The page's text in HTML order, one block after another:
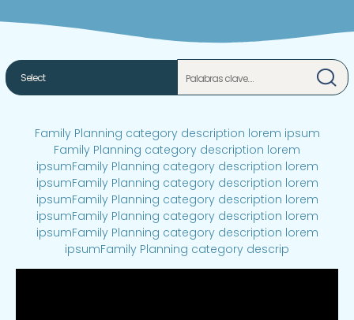
Family Planning category description lorem ipsum
Family Planning category description lorem
ipsumFamily Planning category description lorem
ipsumFamily Planning category description lorem
ipsumFamily Planning category description lorem
ipsumFamily Planning category description lorem
ipsumFamily Planning category description lorem
ipsumFamily Planning category descrip